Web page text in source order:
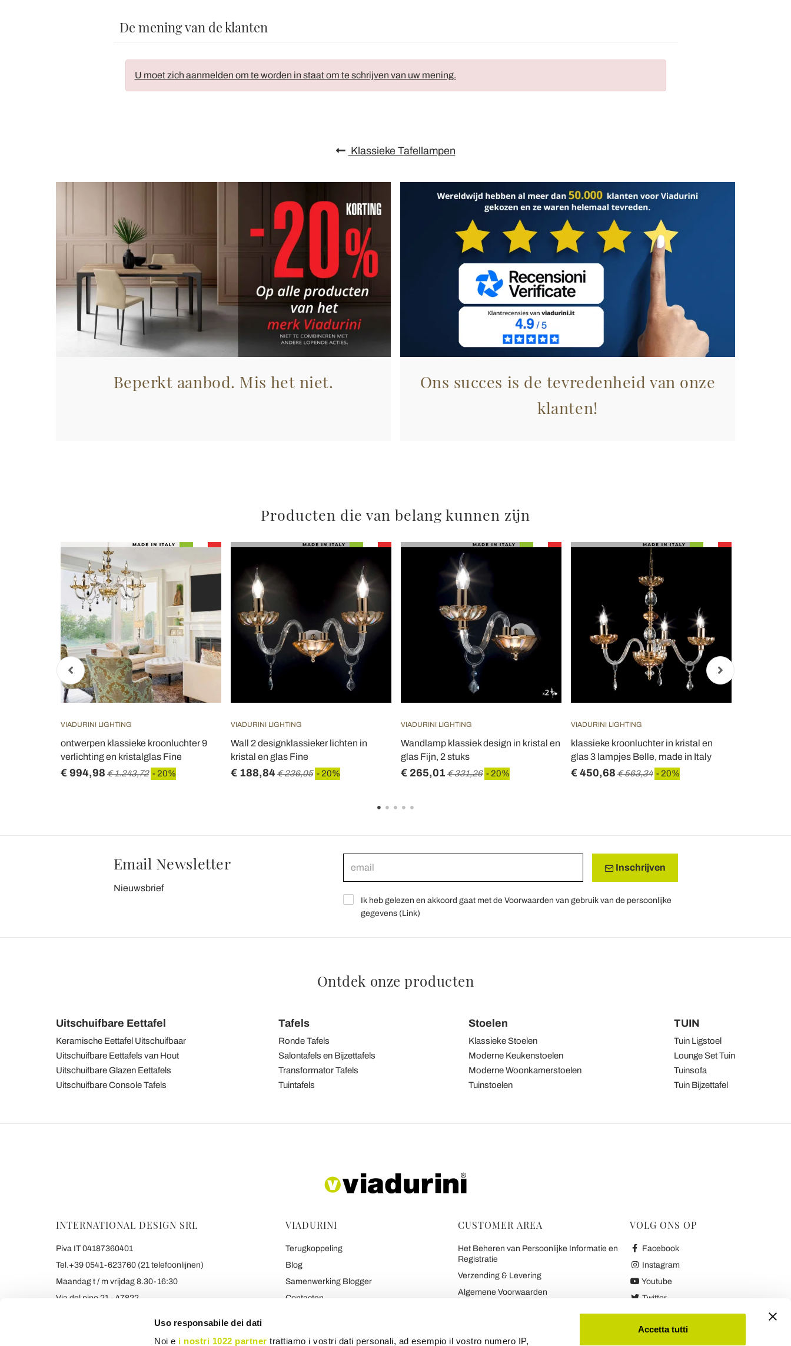
Uso responsabile dei dati
Noi e i nostri 1022 partner trattiamo i vostri dati personali, ad esempio il vostro numero IP,
Accetta tutti
De mening van de klanten
U moet zich aanmelden om te worden in staat om te schrijven van uw mening.
Klassieke Tafellampen
Beperkt aanbod. Mis het niet.
Ons succes is de tevredenheid van onze
klanten!
Producten die van belang kunnen zijn
VIADURINI LIGHTING
ontwerpen klassieke kroonluchter 9
verlichting en kristalglas Fine
€ 994,98 € 1.243,72 - 20%
VIADURINI LIGHTING
Wall 2 designklassieker lichten in
kristal en glas Fine
€ 188,84€ 236,05 - 20%
VIADURINI LIGHTING
Wandlamp klassiek design in kristal en
glas Fijn, 2 stuks
€ 265,01 € 331,26 - 20%
VIADURINI LIGHTING
klassieke kroonluchter in kristal en
glas 3 lampjes Belle, made in Italy
€ 450,68 € 563,34 - 20%
Email Newsletter
Nieuwsbrief
Inschrijven
Ik heb gelezen en akkoord gaat met de Voorwaarden van gebruik van de persoonlijke
gegevens (Link)
Ontdek onze producten
Uitschuifbare Eettafel
Keramische Eettafel Uitschuifbaar
Uitschuifbare Eettafels van Hout
Uitschuifbare Glazen Eettafels
Uitschuifbare Console Tafels
Tafels
Ronde Tafels
Salontafels en Bijzettafels
Transformator Tafels
Tuintafels
Stoelen
Klassieke Stoelen
Moderne Keukenstoelen
Moderne Woonkamerstoelen
Tuinstoelen
TUIN
Tuin Ligstoel
Lounge Set Tuin
Tuinsofa
Tuin Bijzettafel
INTERNATIONAL DESIGN SRL
Piva IT 04187360401
Tel.+39 0541-623760 (21 telefoonlijnen)
Maandag t / m vrijdag 8.30-16:30
Via del pino 21 - 47822
VIADURINI
Terugkoppeling
Blog
Samenwerking Blogger
Contacten
CUSTOMER AREA
Het Beheren van Persoonlijke Informatie en
Registratie
Verzending & Levering
Algemene Voorwaarden
Contract
VOLG ONS OP
Facebook
Instagram
Youtube
Twitter